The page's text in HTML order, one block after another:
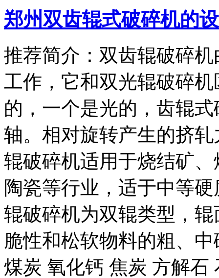
郑州双齿辊式破碎机的
推荐简介：双齿辊破碎
工作，它和双光辊破碎
的，一个是光的，齿辊
轴。相对旋转产生的挤
辊破碎机适用于烧结矿
陶瓷等行业，适于中等
辊破碎机为双辊类型，
脆性和松软物料的粗、
煤炭 氧化钙 焦炭 方解石